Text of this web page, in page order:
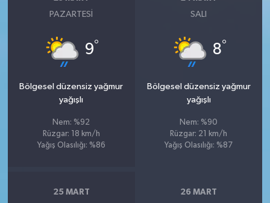
PAZARTESI
9°
Bölgesel düzensiz yağmur
yağışlı
Nem: %92
Rüzgar: 18 km/h
Yağış Olasılığı: %86
SALI
8°
Bölgesel düzensiz yağmur
yağışlı
Nem: %90
Rüzgar: 21 km/h
Yağış Olasılığı: %87
25 MART 26 MART